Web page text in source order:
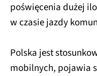
poświęcenia dużej
w czasie jazdy
Polska jest
mobilnych, pojawia